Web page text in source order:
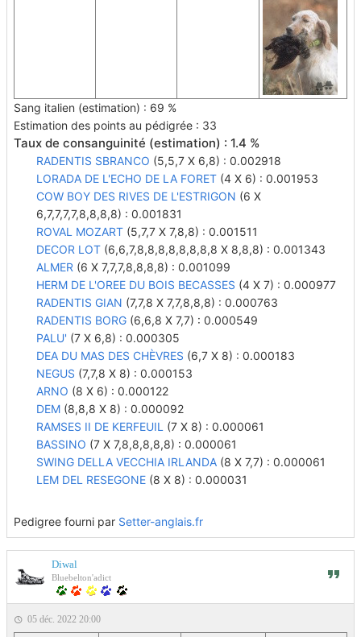
Sang italien (estimation) : 69 %
Estimation des points au pédigrée : 33
Taux de consanguinité (estimation) : 1.4 %
RADENTIS SBRANCO (5,5,7 X 6,8) : 0.002918
LORADA DE L'ECHO DE LA FORET (4 X 6) : 0.001953
COW BOY DES RIVES DE L'ESTRIGON (6 X
6,7,7,7,7,8,8,8,8) : 0.001831
ROVAL MOZART (5,7,7 X 7,8,8) : 0.001511
DECOR LOT (6,6,7,8,8,8,8,8,8,8,8 X 8,8,8) : 0.001343
ALMER (6 X 7,7,7,8,8,8,8) : 0.001099
HERM DE L'OREE DU BOIS BECASSES (4 X 7) : 0.000977
RADENTIS GIAN (7,7,8 X 7,7,8,8,8) : 0.000763
RADENTIS BORG (6,6,8 X 7,7) : 0.000549
PALU' (7 X 6,8) : 0.000305
DEA DU MAS DES CHÈVRES (6,7 X 8) : 0.000183
NEGUS (7,7,8 X 8) : 0.000153
ARNO (8 X 6) : 0.000122
DEM (8,8,8 X 8) : 0.000092
RAMSES II DE KERFEUIL (7 X 8) : 0.000061
BASSINO (7 X 7,8,8,8,8,8) : 0.000061
SWING DELLA VECCHIA IRLANDA (8 X 7,7) : 0.000061
LEM DEL RESEGONE (8 X 8) : 0.000031
Pedigree fourni par Setter-anglais.fr
Diwal
Bluebelton'adict
05 déc. 2022 20:00